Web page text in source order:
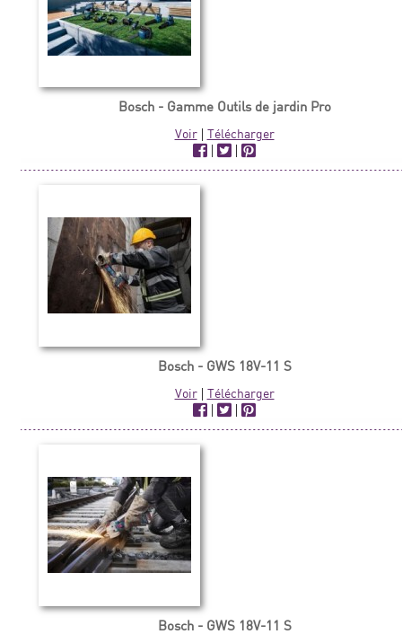
Bosch - Gamme Outils de jardin Pro
Voir| Télécharger
|
|
Bosch - GWS 18V-11 S
Voir| Télécharger
|
|
Bosch - GWS 18V-11 S